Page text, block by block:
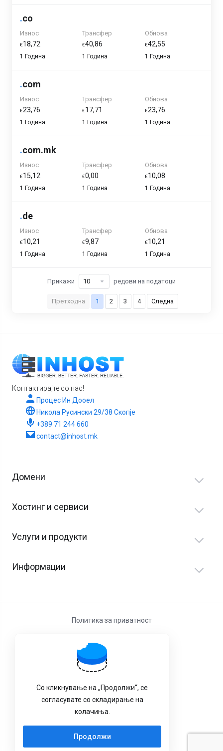
.co
Износ
ϵ18,72
1 Година
Трансфер
ϵ40,86
1 Година
Обнова
ϵ42,55
1 Година
.com
Износ
ϵ23,76
1 Година
Трансфер
ϵ17,71
1 Година
Обнова
ϵ23,76
1 Година
.com.mk
Износ
ϵ15,12
1 Година
Трансфер
ϵ0,00
1 Година
Обнова
ϵ10,08
1 Година
.de
Износ
ϵ10,21
1 Година
Трансфер
ϵ9,87
1 Година
Обнова
ϵ10,21
1 Година
Претходна 1 2 3 4 Следна
Прикажи редови на податоци
Контактирајте со нас!
Процес Ин Дооел
Никола Русински 29/38 Скопје
+389 71 244 660
contact@inhost.mk
Домени
Хостинг и сервиси
Услуги и продукти
Информации
Политика за приватност
Со кликнување на „Продолжи“, се
согласувате со складирање на
колачиња.
Продолжи